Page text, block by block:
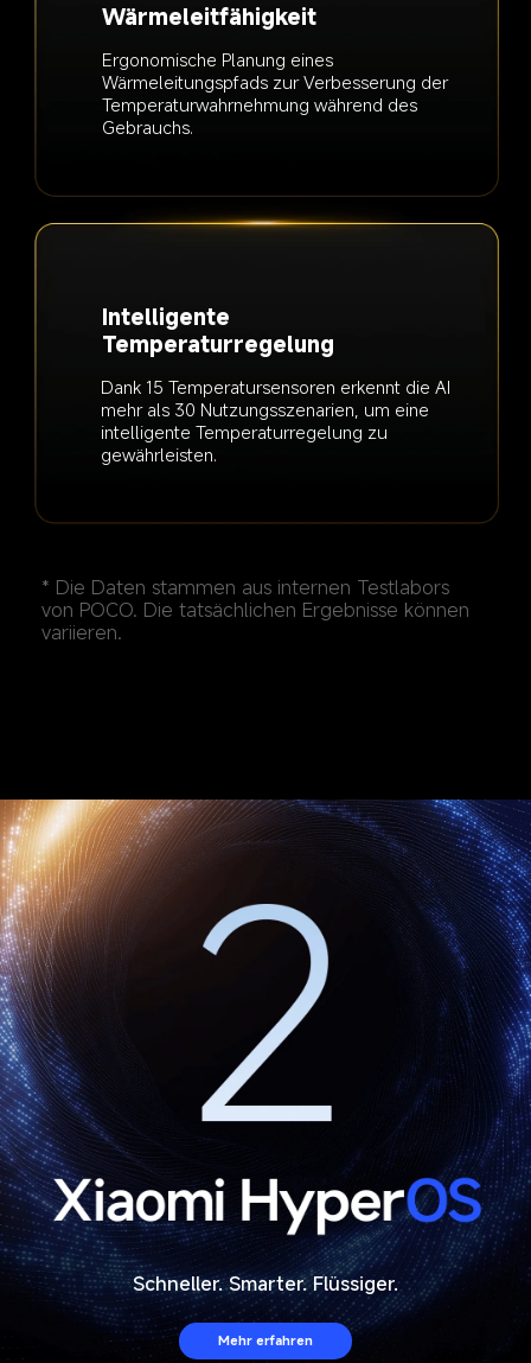
Wärmeleitfähigkeit
Ergonomische Planung eines
Wärmeleitungspfads zur Verbesserung der
Temperaturwahrnehmung während des
Intelligente
Temperaturregelung
Dank 15 Temperatursensoren erkennt die AI
mehr als 30 Nutzungsszenarien, um eine
intelligente Temperaturregelung zu
* Die Daten stammen aus internen Testlabors
von POCO. Die tatsächlichen Ergebnisse können
Schneller. Smarter. Flüssiger.
Mehr erfahren